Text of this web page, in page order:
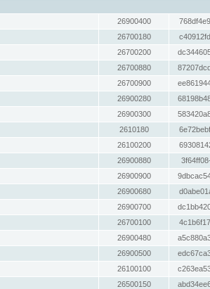
26900400
26700180
26700200
26700880
26700900
26900280
26900300
2610180
26100200
26900880
26900900
26900680
26900700
26700100
26900480
26900500
26100100
26500150